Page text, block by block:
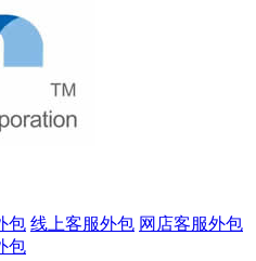
包 线上客服外包 网店客服外包
包